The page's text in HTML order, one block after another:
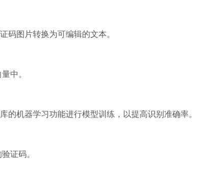
图片转换为可编辑的文本。
中。
机器学习功能进行模型训练，以提高识别准确率。
证码。